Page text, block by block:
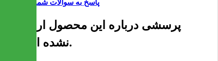
پاسخ به سوالات شما
پرسشی درباره این محصول ارسال
نشده است.